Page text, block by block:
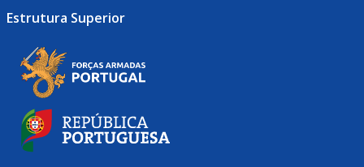
Estrutura Superior